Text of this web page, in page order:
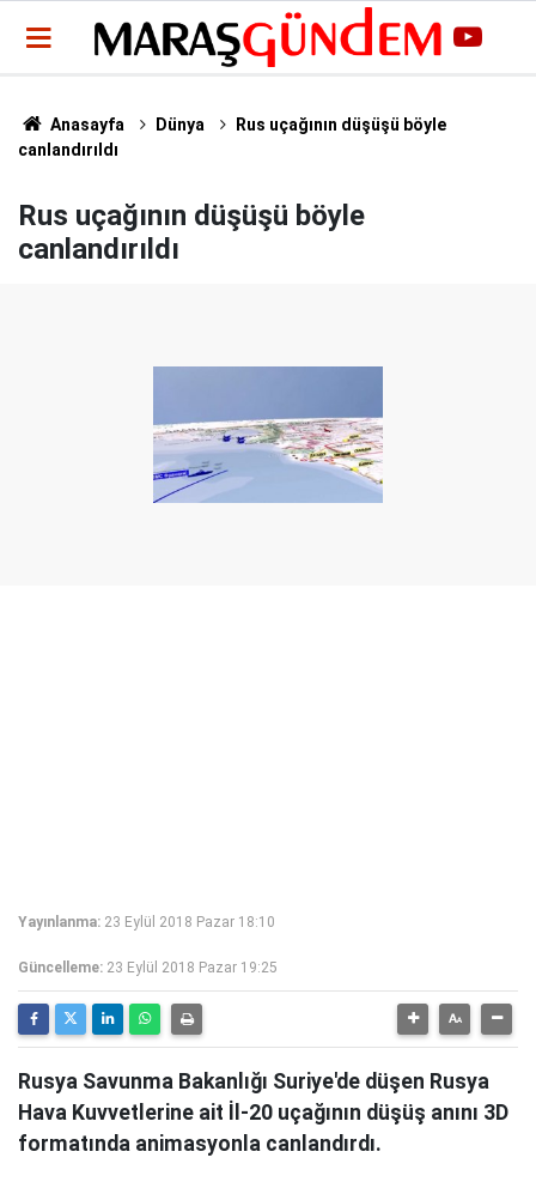
Anasayfa Dünya
Rus uçağının düşüşü böyle
canlandırıldı
Rus uçağının düşüşü böyle
canlandırıldı
Yayınlanma: 23 Eylül 2018 Pazar 18:10
Güncelleme: 23 Eylül 2018 Pazar 19:25
Rusya Savunma Bakanlığı Suriye'de düşen Rusya
Hava Kuvvetlerine ait İl-20 uçağının düşüş anını 3D
formatında animasyonla canlandırdı.